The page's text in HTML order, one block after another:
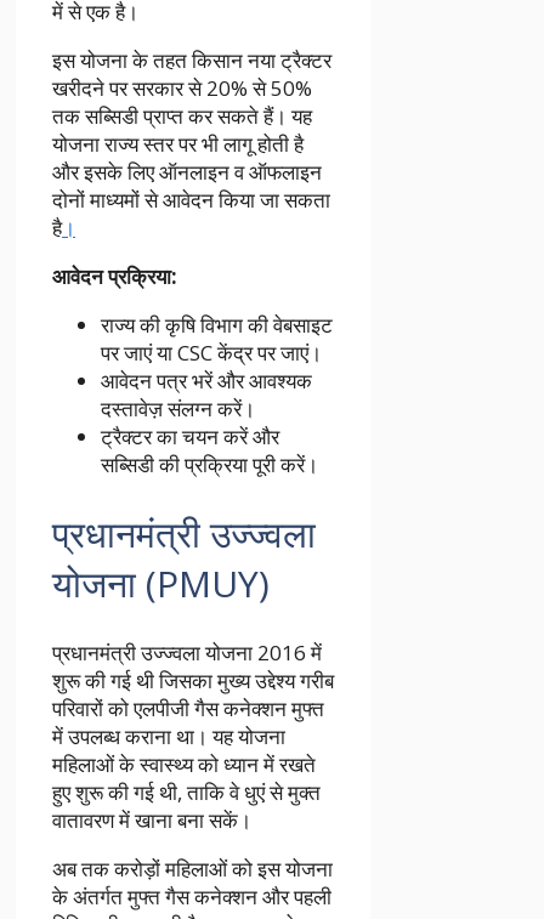
में से एक है।
इस योजना के तहत किसान नया ट्रैक्टर
खरीदने पर सरकार से 20% से 50%
तक सब्सिडी प्राप्त कर सकते हैं। यह
योजना राज्य स्तर पर भी लागू होती है
और इसके लिए ऑनलाइन व ऑफलाइन
दोनों माध्यमों से आवेदन किया जा सकता
है।
आवेदन प्रक्रिया:
राज्य की कृषि विभाग की वेबसाइट
पर जाएं या CSC केंद्र पर जाएं।
आवेदन पत्र भरें और आवश्यक
दस्तावेज़ संलग्न करें।
ट्रैक्टर का चयन करें और
सब्सिडी की प्रक्रिया पूरी करें।
प्रधानमंत्री उज्ज्वला
योजना (PMUY)
प्रधानमंत्री उज्ज्वला योजना 2016 में
शुरू की गई थी जिसका मुख्य उद्देश्य गरीब
परिवारों को एलपीजी गैस कनेक्शन मुफ्त
में उपलब्ध कराना था। यह योजना
महिलाओं के स्वास्थ्य को ध्यान में रखते
हुए शुरू की गई थी, ताकि वे धुएं से मुक्त
वातावरण में खाना बना सकें।
अब तक करोड़ों महिलाओं को इस योजना
के अंतर्गत मुफ्त गैस कनेक्शन और पहली